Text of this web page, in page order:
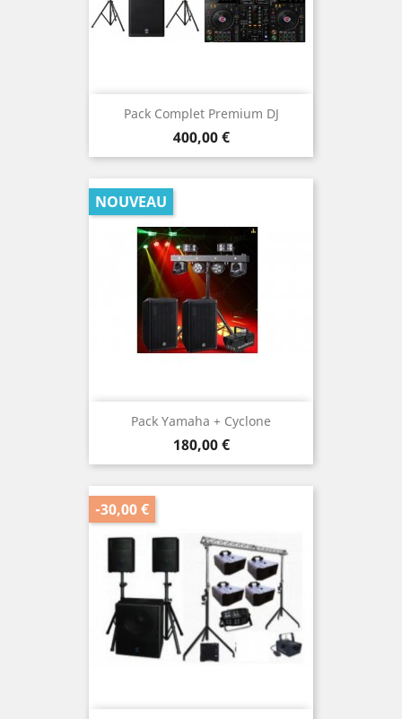
Pack Complet Premium DJ
Prix
400,00 €
Pack Yamaha + Cyclone
Prix
180,00 €
NOUVEAU
-30,00 €